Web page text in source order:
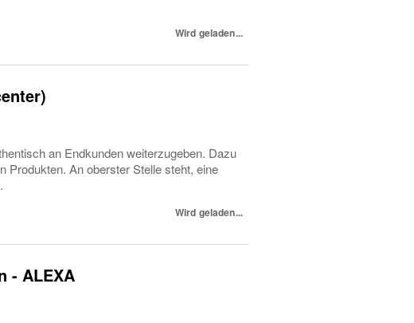
Wird geladen...
an Endkunden weiterzugeben. Dazu
Produkten. An oberster Stelle steht, eine
Wird geladen...
- ALEXA